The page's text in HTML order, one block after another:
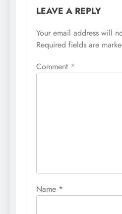
LEAVE A REPLY
Your email address will
Required fields are
Comment *
Name *